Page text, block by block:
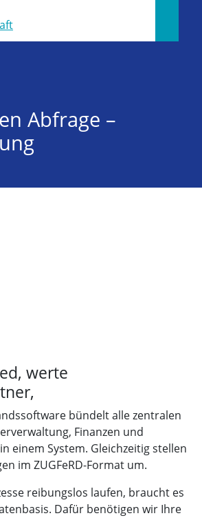
Abfrage –
werte
bündelt alle zentralen
Finanzen und
einem System. Gleichzeitig stellen
im ZUGFeRD-Format um.
reibungslos laufen, braucht es
Dafür benötigen wir Ihre